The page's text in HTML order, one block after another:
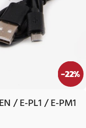
-22%
/ E-PL1 / E-PM1